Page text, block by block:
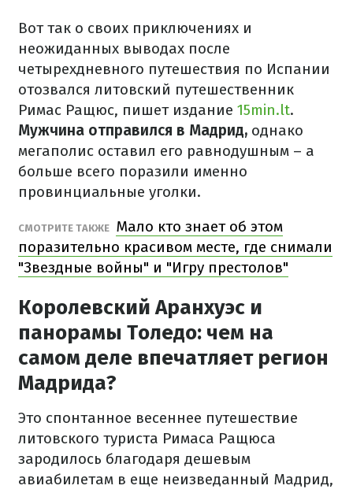
Вот так о своих приключениях и
неожиданных выводах после
четырехдневного путешествия по Испании
отозвался литовский путешественник
Римас Ращюс, пишет издание 15min.lt.
Мужчина отправился в Мадрид, однако
мегаполис оставил его равнодушным – а
больше всего поразили именно
провинциальные уголки.
СМОТРИТЕ ТАКЖЕ Мало кто знает об этом
поразительно красивом месте, где снимали
"Звездные войны" и "Игру престолов"
Королевский Аранхуэс и
панорамы Толедо: чем на
самом деле впечатляет регион
Мадрида?
Это спонтанное весеннее путешествие
литовского туриста Римаса Ращюса
зародилось благодаря дешевым
авиабилетам в еще неизведанный Мадрид,